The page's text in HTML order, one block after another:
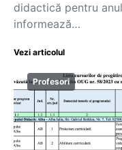
didactică pentru
informează…
Vezi articolul
Profesori